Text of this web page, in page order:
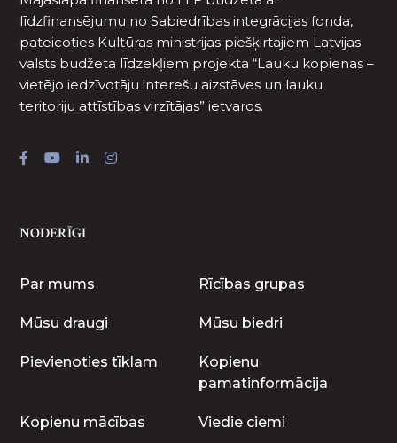
līdzfinansējumu no Sabiedrības integrācijas fonda,
pateicoties Kultūras ministrijas piešķirtajiem Latvijas
valsts budžeta līdzekļiem projekta “Lauku kopienas –
vietējo iedzīvotāju interešu aizstāves un lauku
teritoriju attīstības virzītājas” ietvaros.
NODERĪGI
Par mums Rīcības grupas
Mūsu draugi Mūsu biedri
Pievienoties tīklam
Kopienu
pamatinformācija
Kopienu mācības Viedie ciemi